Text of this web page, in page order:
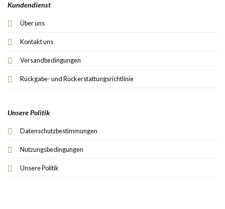
Kundendienst
Über uns
Kontakt uns
Versandbedingungen
Rückgabe- und Rückerstattungsrichtlinie
Unsere Politik
Datenschutzbestimmungen
Nutzungsbedingungen
Unsere Politik